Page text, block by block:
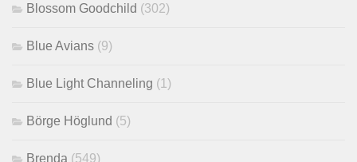
Blossom Goodchild (302)
Blue Avians (9)
Blue Light Channeling (1)
Börge Höglund (5)
Brenda (549)